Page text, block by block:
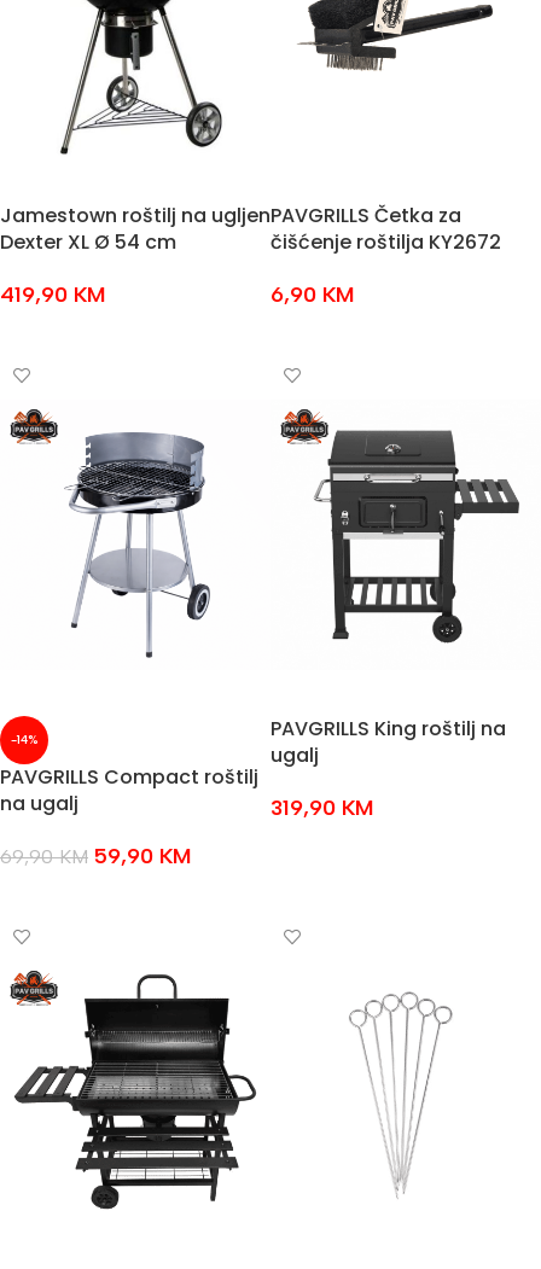
Jamestown roštilj na ugljen
Dexter XL Ø 54 cm
419,90 KM
PAVGRILLS Četka za
čišćenje roštilja KY2672
6,90 KM
-14%
PAVGRILLS Compact roštilj
na ugalj
69,90KM 59,90 KM
PAVGRILLS King roštilj na
ugalj
319,90 KM